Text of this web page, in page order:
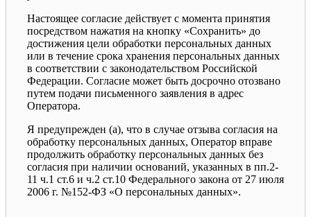
Настоящее согласие действует с момента принятия
посредством нажатия на кнопку «Сохранить» до
достижения цели обработки персональных данных
или в течение срока хранения персональных данных
в соответствии с законодательством Российской
Федерации. Согласие может быть досрочно отозвано
путем подачи письменного заявления в адрес
Оператора.
Я предупрежден (а), что в случае отзыва согласия на
обработку персональных данных, Оператор вправе
продолжить обработку персональных данных без
согласия при наличии оснований, указанных в пп.2-
11 ч.1 ст.6 и ч.2 ст.10 Федерального закона от 27 июля
2006 г. №152-ФЗ «О персональных данных».